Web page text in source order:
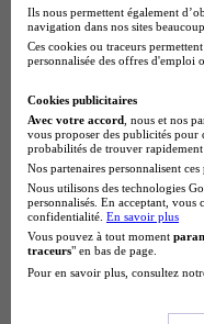
Note de 3 sur 5
Ils nous permettent également
navigation dans nos sites
Ces cookies ou traceurs
personnalisée des offres d'emploi
Cookies publicitaires
Avec votre accord , nous et nos
vous proposer des publicités pour
probabilités de trouver
Nos partenaires personnalisent
Nous utilisons des technologies
personnalisés. En acceptant,
confidentialité. En savoir plus
Vous pouvez à tout moment
traceurs" en bas de page.
Pour en savoir plus, consultez